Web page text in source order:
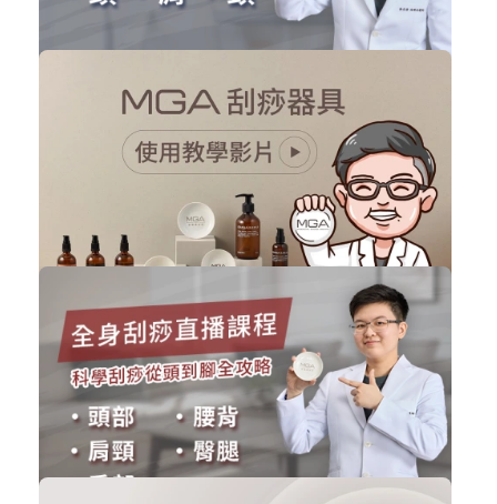
刮除現代文明病 (新手入門推薦)
刮痧線上課程
購買後有效期限：課程下架時
91873
994
免費
MGA產品使用教學影片
刮痧商品 立即加入
購買後有效期限：課程下架時
41636
2226